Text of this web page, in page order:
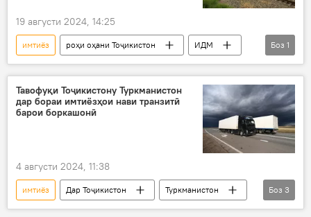
19 августи 2024, 14:25
имтиёз роҳи оҳани Тоҷикистон
ИДМ
боркашонӣ
Боз 1
Тавофуқи Тоҷикистону Туркманистон
дар бораи имтиёзҳои нави транзитӣ
барои боркашонӣ
4 августи 2024, 11:38
имтиёз Дар Тоҷикистон
Туркманистон
транзит
боркашонӣ Нақлиёт
Боз 3